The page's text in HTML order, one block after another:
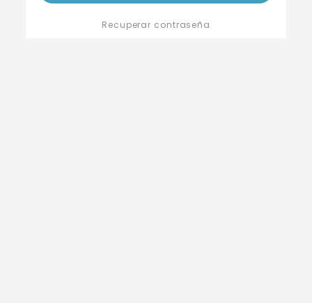
Recuperar contraseña